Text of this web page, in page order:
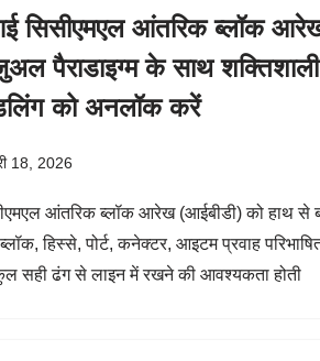
सिसीएमएल आंतरिक ब्लॉक
पैराडाइग्म के साथ शक्तिशाली
को अनलॉक करें
18, 2026
आंतरिक ब्लॉक आरेख (आईबीडी) को हाथ से
हिस्से, पोर्ट, कनेक्टर, आइटम प्रवाह
सही ढंग से लाइन में रखने की आवश्यकता होती